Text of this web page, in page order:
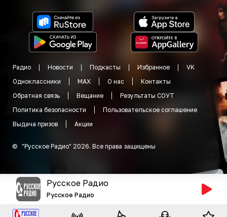
Радио Новости Подкасты Избранное
VK
Одноклассники
MAX О нас
Контакты
Обратная связь
Вещание
Результаты СОУТ
Политика безопасности
Пользовательское соглашение
Выдача призов
Акции
© "Русское Радио" 2026. Все права защищены
Русское Радио
Русское Радио